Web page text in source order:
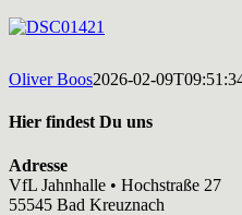
Oliver Boos2026-02-
Hier findest Du uns
Adresse
VfL Jahnhalle • Hochstraße 27
55545 Bad Kreuznach